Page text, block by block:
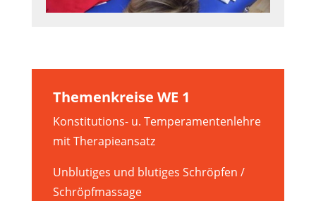
Themenkreise WE 1
Konstitutions- u. Temperamentenlehre
mit Therapieansatz
Unblutiges und blutiges Schröpfen /
Schröpfmassage